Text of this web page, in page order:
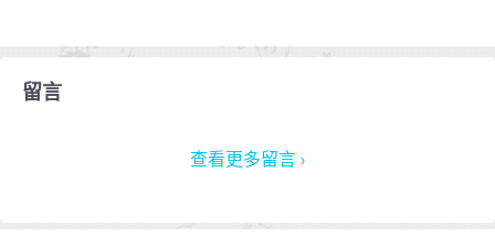
留言
查看更多留言 ›